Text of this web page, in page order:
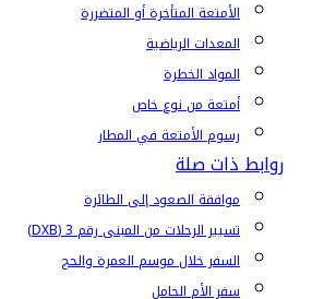
الأمتعة المتأخرة أو المتضررة
المعدات الرياضية
المواد الخطرة
أمتعة من نوع خاص
رسوم الأمتعة في المطار
روابط ذات صلة
موافقة الصعود إلى الطائرة
تسيير الرحلات من المبنى رقم 3 (DXB)
السفر خلال موسم العمرة والحج
سفر الأم الحامل